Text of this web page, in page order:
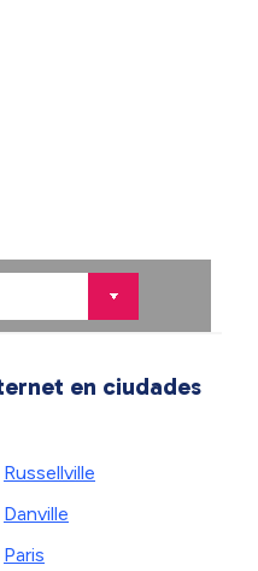
en ciudades
Russellville
Danville
Paris